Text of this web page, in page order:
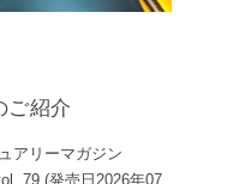
ご紹介
アリーマガジン
79 (発売日2026年07